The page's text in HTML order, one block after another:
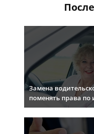
Замена
поменять права по